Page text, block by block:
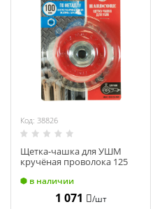
Код: 38826
Щетка-чашка для УШМ
кручёная проволока 125
в наличии
1 071 /шт